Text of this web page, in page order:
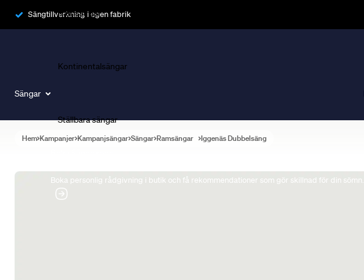
Sängtillverkning i egen fabrik
Sängar
Ramsängar
Kontinentalsängar
Ställbara sängar
Boka personlig rådgivning i butik och få rekommendationer som gör skillnad för din sömn.
Hem Kampanjer Kampanjsängar Sängar Ramsängar Iggenäs Dubbelsäng